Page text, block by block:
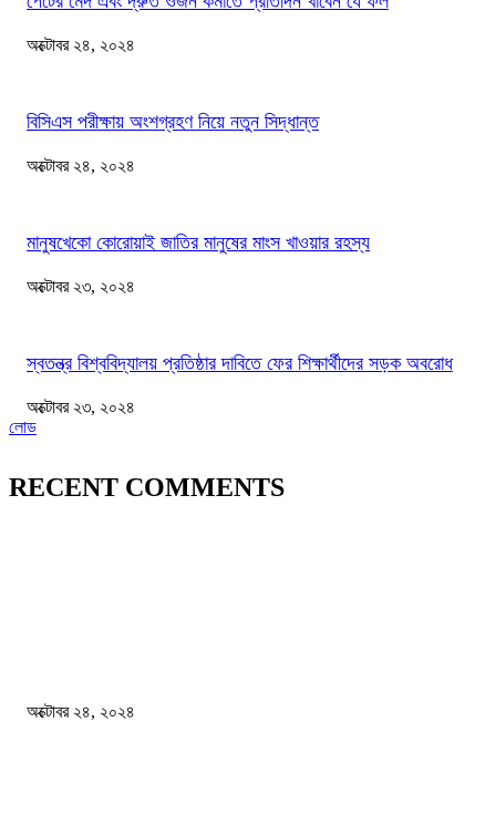
অক্টোবর ২৪, ২০২৪
বিসিএস পরীক্ষায় অংশগ্রহণ নিয়ে নতুন সিদ্ধান্ত
অক্টোবর ২৪, ২০২৪
মানুষখেকো কোরোয়াই জাতির মানুষের মাংস খাওয়ার রহস্য
অক্টোবর ২৩, ২০২৪
স্বতন্ত্র বিশ্ববিদ্যালয় প্রতিষ্ঠার দাবিতে ফের শিক্ষার্থীদের সড়ক অবরোধ
অক্টোবর ২৩, ২০২৪
লোড
RECENT COMMENTS
অক্টোবর ২৪, ২০২৪